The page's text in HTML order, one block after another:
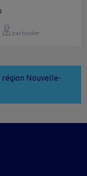
particulier
région Nouvelle-